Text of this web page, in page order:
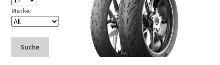
Marke:
Suche